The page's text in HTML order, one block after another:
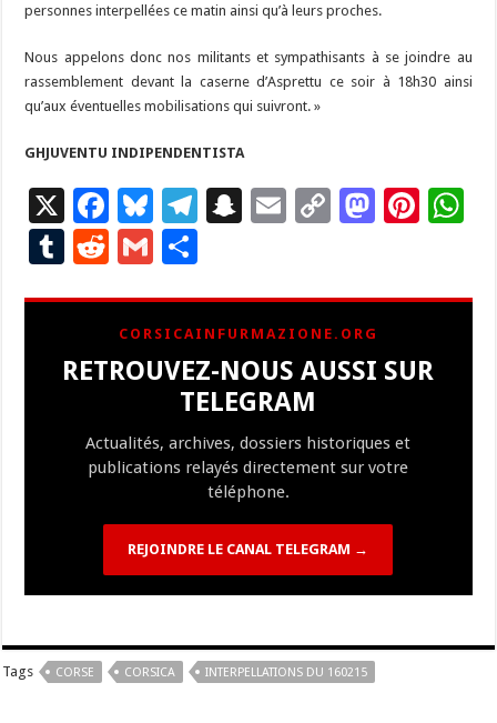
personnes interpellées ce matin ainsi qu’à leurs proches.
Nous appelons donc nos militants et sympathisants à se joindre au
rassemblement devant la caserne d’Asprettu ce soir à 18h30 ainsi
qu’aux éventuelles mobilisations qui suivront. »
GHJUVENTU INDIPENDENTISTA
X
F
ac
e
b
o
o
Bl
u
es
ky
T
gr
a
m
S
p
c
h
at
E
l
C
y
Li
n
M
d
n
Pi
es
T
bl
r
R
d
di
t
G
ai
l
ta
g
er
CORSICAINFURMAZIONE.ORG
RETROUVEZ-NOUS AUSSI SUR
TELEGRAM
Actualités, archives, dossiers historiques et
publications relayés directement sur votre
téléphone.
REJOINDRE LE CANAL TELEGRAM →
Tags CORSE CORSICA INTERPELLATIONS DU 160215